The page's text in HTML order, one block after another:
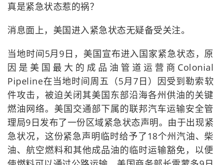
真是紧急状态惹的祸？
消息面上，美国进入紧急状态无疑备受关注。
当地时间5月9日，美国宣布进入国家紧急状态，原
因是美国最大的成品油管道运营商Colonial
Pipeline在当地时间周五（5月7日）因受到勒索软
件攻击，被迫关闭其美国东部沿海各州供油的关键
燃油网络。美国交通部下属的联邦汽车运输安全管
理局9日发布了一份区域紧急状态声明。由于出现紧
急状况，这份紧急声明临时给予了18个州汽油、柴
油、航空燃料和其他成品油的临时运输豁免，以便